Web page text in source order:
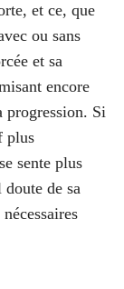
et ce, que
ou sans
et sa
encore
progression. Si
plus
sente plus
de sa